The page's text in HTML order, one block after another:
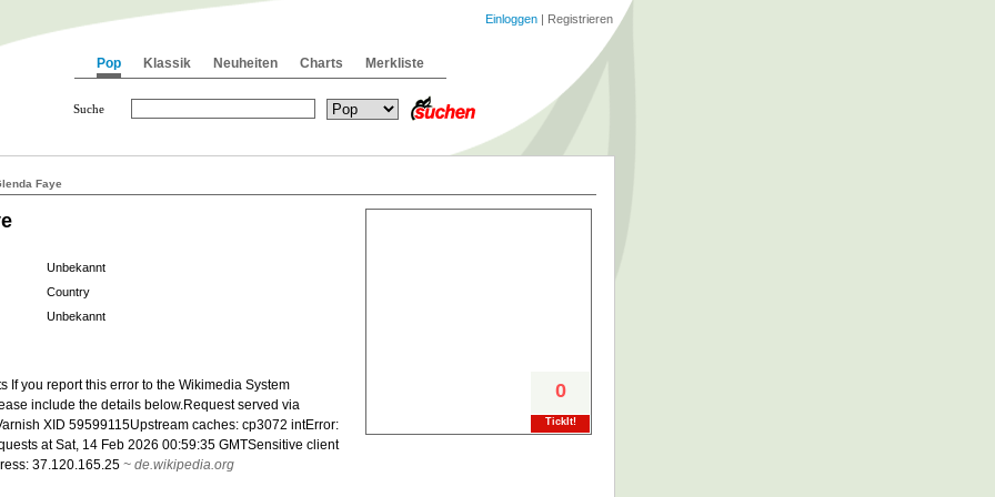
Faye
0
TickIt!
Unbekannt
Country
Unbekannt
If you report this error to the Wikimedia System
include the details below.Request served via
XID 59599115Upstream caches: cp3072 intError:
at Sat, 14 Feb 2026 00:59:35 GMTSensitive client
37.120.165.25 ~ de.wikipedia.org
Pop Klassik Neuheiten Charts Merkliste
Einloggen | Registrieren
Suche